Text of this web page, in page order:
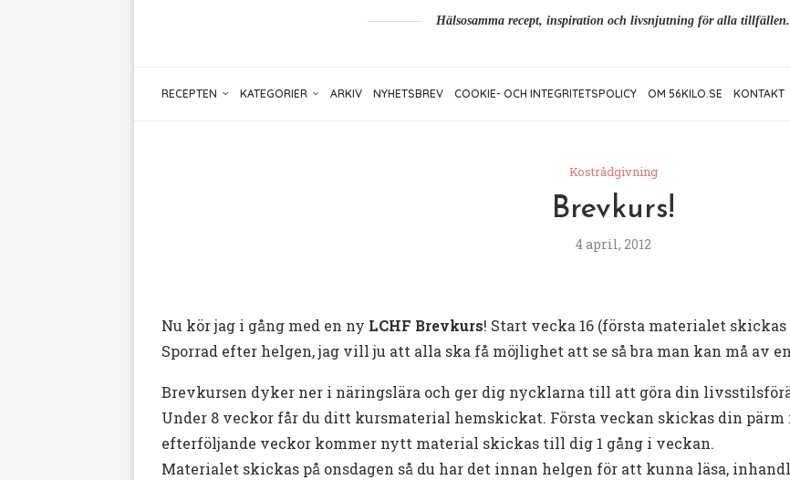
Hälsosamma recept, inspiration och livsnjutning för alla tillfällen.
RECEPTEN KATEGORIER ARKIV NYHETSBREV COOKIE- OCH INTEGRITETSPOLICY OM 56KILO.SE KONTAKT
Kostrådgivning
Brevkurs!
4 april, 2012
Nu kör jag i gång med en ny LCHF Brevkurs! Start vecka 16 (första materialet skickas
Sporrad efter helgen, jag vill ju att alla ska få möjlighet att se så bra man kan må av
Brevkursen dyker ner i näringslära och ger dig nycklarna till att göra din
Under 8 veckor får du ditt kursmaterial hemskickat. Första veckan skickas din
efterföljande veckor kommer nytt material skickas till dig 1 gång i veckan.
Materialet skickas på onsdagen så du har det innan helgen för att kunna läsa,